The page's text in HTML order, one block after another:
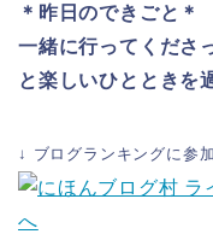
＊昨日のできごと＊
一緒に行ってくださ
と楽しいひとときを
↓ ブログランキングに参